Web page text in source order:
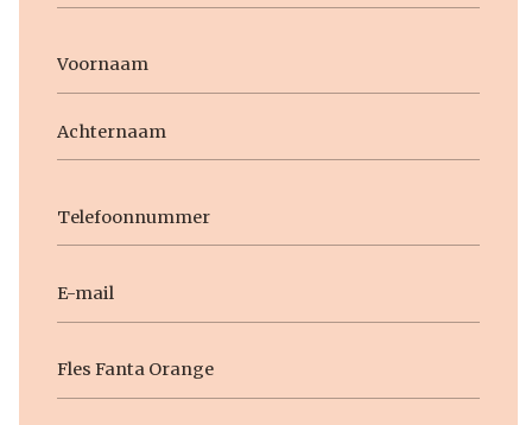
mail
titel